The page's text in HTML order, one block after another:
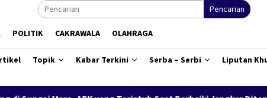
Pencarian
POLITIK CAKRAWALA OLAHRAGA
Topik Kabar Terkini Serba – Serbi
Liputan